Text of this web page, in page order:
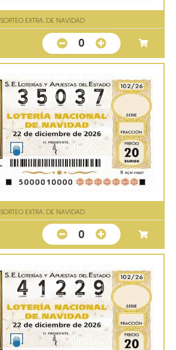
SORTEO EXTRA. DE NAVIDAD
0
SORTEO EXTRA. DE NAVIDAD
0